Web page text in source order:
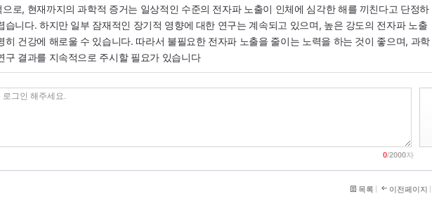
으로, 현재까지의 과학적 증거는 일상적인 수준의 전자파 노출이 인체에 심각한 해를 끼친다고 단정하
습니다. 하지만 일부 잠재적인 장기적 영향에 대한 연구는 계속되고 있으며, 높은 강도의 전자파 노출
히 건강에 해로울 수 있습니다. 따라서 불필요한 전자파 노출을 줄이는 노력을 하는 것이 좋으며, 과학
구 결과를 지속적으로 주시할 필요가 있습니다
0/2000자
목록 이전페이지